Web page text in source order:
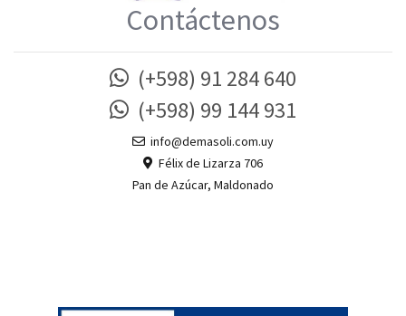
Contáctenos
(+598) 91 284 640
(+598) 99 144 931
info@demasoli.com.uy
Félix de Lizarza 706
Pan de Azúcar, Maldonado